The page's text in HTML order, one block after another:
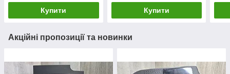
Купити Купити
Акційні пропозиції та новинки